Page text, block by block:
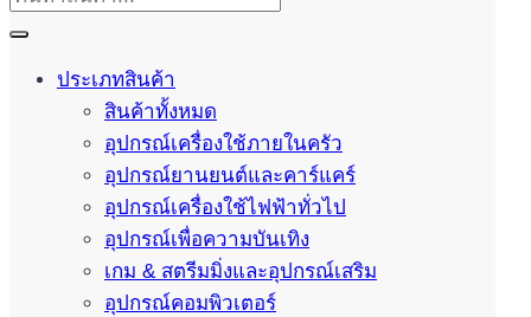
ประเภทสินค้า
สินค้าทั้งหมด
อุปกรณ์เครื่องใช้ภายในครัว
อุปกรณ์ยานยนต์และคาร์แคร์
อุปกรณ์เครื่องใช้ไฟฟ้าทั่วไป
อุปกรณ์เพื่อความบันเทิง
เกม & สตรีมมิ่งและอุปกรณ์เสริม
อุปกรณ์คอมพิวเตอร์